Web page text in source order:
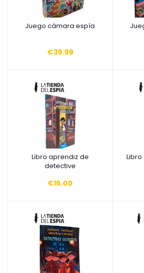
Añadir a la cesta
Juego cámara espía
€39.99
Añadir a la cesta
Libro aprendiz de
detective
€15.00